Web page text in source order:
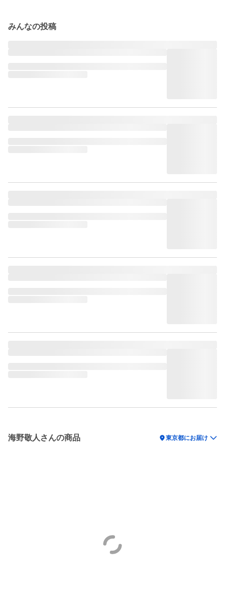
みんなの投稿
海野敬人さんの商品 location_on東京都にお届け